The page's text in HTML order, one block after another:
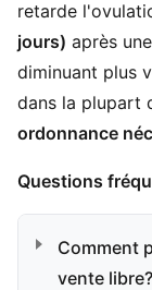
retarde
jours) après
diminuant plus
dans la plupart
ordonnance
Questions
Comment
vente libre?